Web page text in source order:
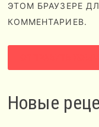
ЭТОМ БРАУЗЕРЕ
КОММЕНТАРИЕВ.
Новые